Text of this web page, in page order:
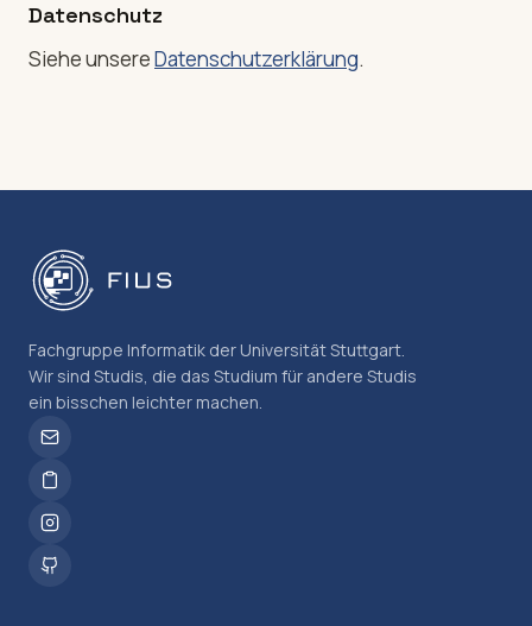
Datenschutz
Siehe unsereDatenschutzerklärung.
Fachgruppe Informatik der Universität Stuttgart.
Wir sind Studis, die das Studium für andere Studis
ein bisschen leichter machen.